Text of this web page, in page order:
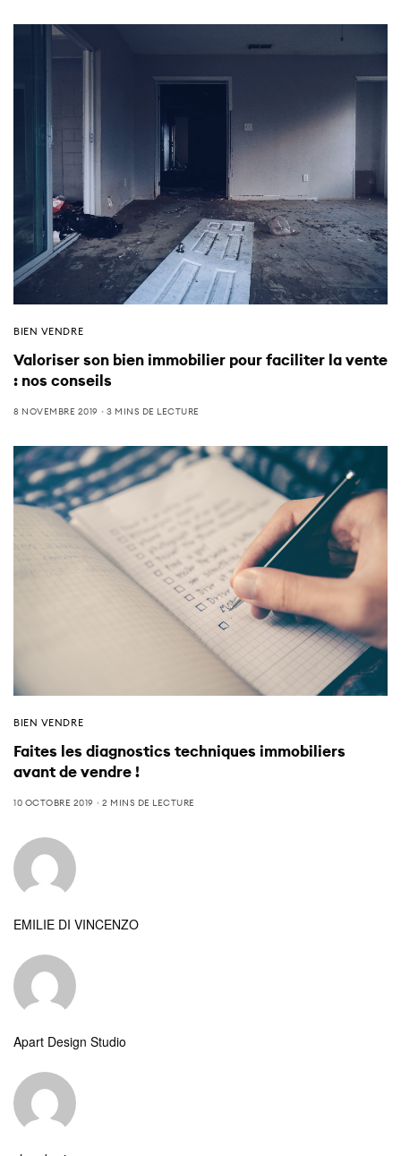
BIEN VENDRE
Valoriser son bien immobilier pour faciliter la vente
: nos conseils
8 NOVEMBRE 2019 3 MINS DE LECTURE
BIEN VENDRE
Faites les diagnostics techniques immobiliers
avant de vendre !
10 OCTOBRE 2019 2 MINS DE LECTURE
EMILIE DI VINCENZO
Apart Design Studio